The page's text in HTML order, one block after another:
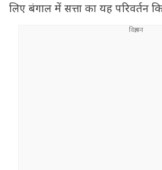
लिए बंगाल में सत्ता का यह परिवर्तन